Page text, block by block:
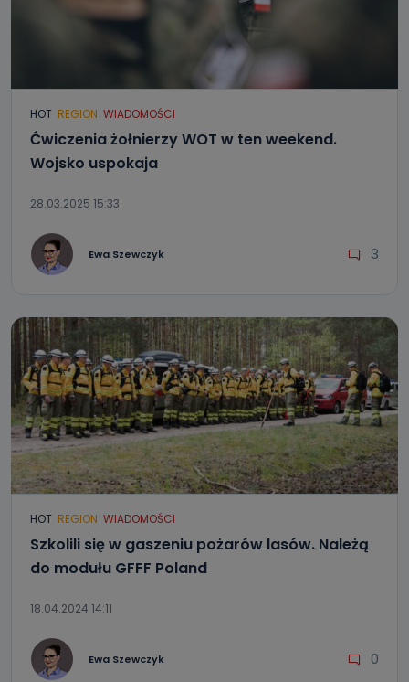
HOT REGION WIADOMOŚCI
Ćwiczenia żołnierzy WOT w ten weekend.
Wojsko uspokaja
28.03.2025 15:33
Ewa Szewczyk 3
HOT REGION WIADOMOŚCI
Szkolili się w gaszeniu pożarów lasów. Należą
do modułu GFFF Poland
18.04.2024 14:11
Ewa Szewczyk 0